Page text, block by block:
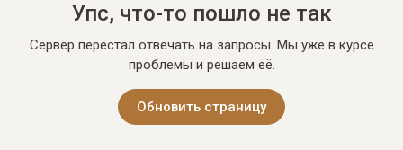
Упс, что-то пошло не так
Сервер перестал отвечать на запросы. Мы уже в курсе
проблемы и решаем её.
Обновить страницу